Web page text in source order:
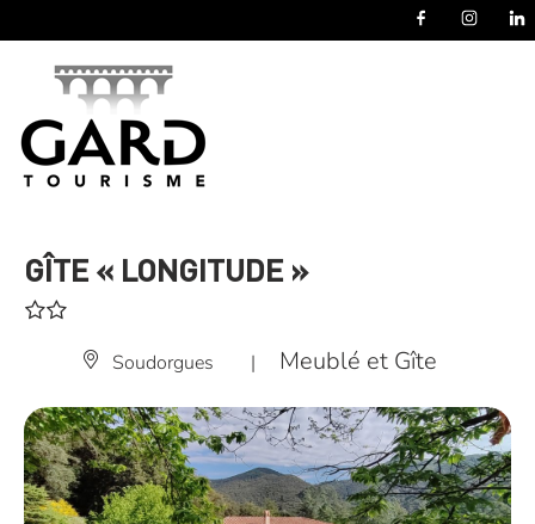
GÎTE « LONGITUDE »
Soudorgues | Meublé et Gîte